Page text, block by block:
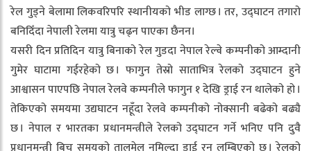
रेल गुड्ने बेलामा लिकवरिपरि स्थानीयको भीड लाग्छ । तर, उद्घाटन तगारो
बनिदिँदा नेपाली रेलमा यात्रु चढ्न पाएका छैनन।
यसरी दिन प्रतिदिन यात्रु बिनाको रेल गुडदा नेपाल रेल्वे कम्पनीको आम्दानी
गुमेर घाटामा गईरहेको छ । फागुन तेस्रो साताभित्र रेलको उद्घाटन हुने
आश्वासन पाएपछि नेपाल रेलवे कम्पनीले फागुन १ देखि ड्राई रन थालेको हो ।
तेकिएको समयमा उद्यघाटन नहूँदा रेलवे कम्पनीको नोक्सानी बढेको बढ्यै
छ । नेपाल र भारतका प्रधानमन्त्रीले रेलको उद्घाटन गर्ने भनिए पनि दुवै